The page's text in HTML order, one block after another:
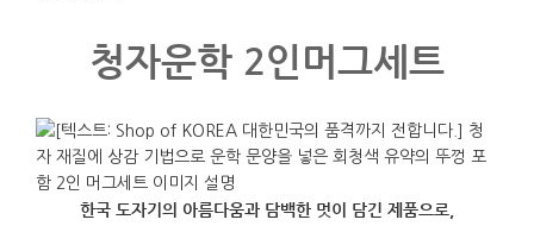
청자운학 2인머그세트
한국 도자기의 아름다움과 담백한 멋이 담긴 제품으로